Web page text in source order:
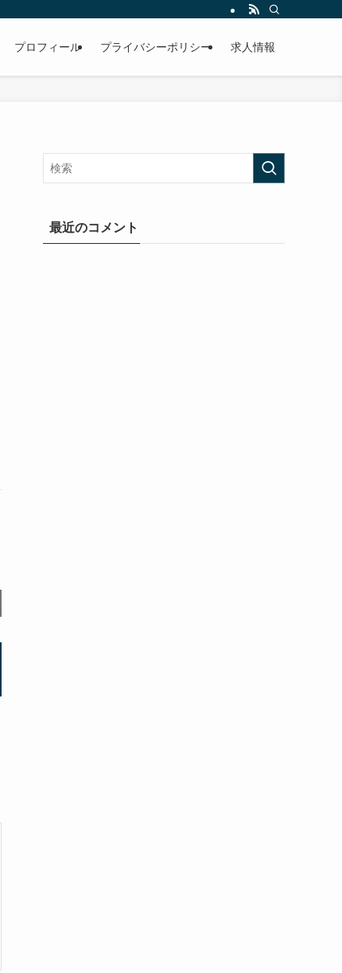
プロフィール プライバシーポリシー 求人情報
最近のコメント